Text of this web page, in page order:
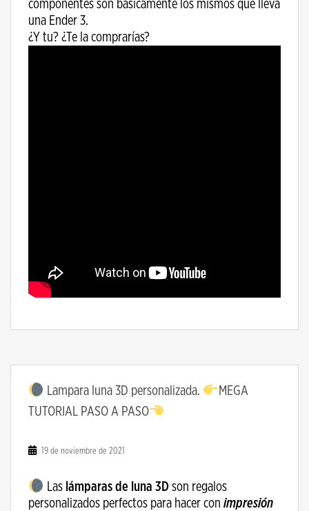
componentes son básicamente los mismos que lleva
una Ender 3.
¿Y tu? ¿Te la comprarías?
Lampara luna 3D personalizada.
MEGA
TUTORIAL PASO A PASO
19 de noviembre de 2021
Las lámparas de luna 3Dson regalos
personalizados perfectos para hacer con impresión